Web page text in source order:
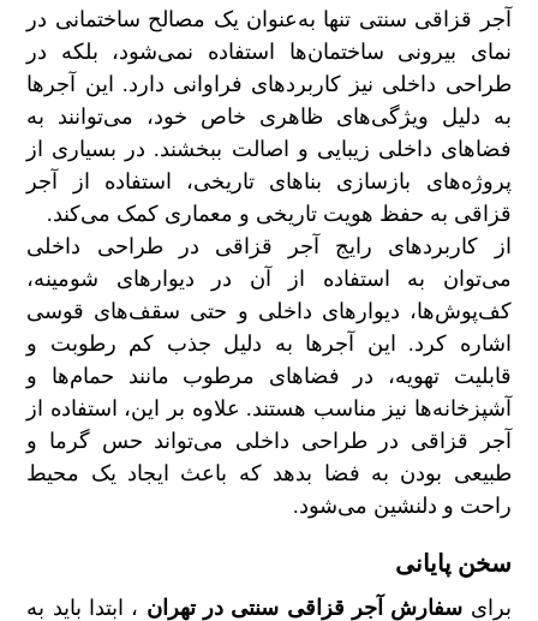
آجر قزاقی سنتی تنها به‌عنوان یک مصالح ساختمانی در
نمای بیرونی ساختمان‌ها استفاده نمی‌شود، بلکه در
طراحی داخلی نیز کاربردهای فراوانی دارد. این آجرها
به دلیل ویژگی‌های ظاهری خاص خود، می‌توانند به
فضاهای داخلی زیبایی و اصالت ببخشند. در بسیاری از
پروژه‌های بازسازی بناهای تاریخی، استفاده از آجر
قزاقی به حفظ هویت تاریخی و معماری کمک می‌کند.
از کاربردهای رایج آجر قزاقی در طراحی داخلی
می‌توان به استفاده از آن در دیوارهای شومینه،
کف‌پوش‌ها، دیوارهای داخلی و حتی سقف‌های قوسی
اشاره کرد. این آجرها به دلیل جذب کم رطوبت و
قابلیت تهویه، در فضاهای مرطوب مانند حمام‌ها و
آشپزخانه‌ها نیز مناسب هستند. علاوه بر این، استفاده از
آجر قزاقی در طراحی داخلی می‌تواند حس گرما و
طبیعی بودن به فضا بدهد که باعث ایجاد یک محیط
راحت و دلنشین می‌شود.
سخن پایانی
برای سفارش آجر قزاقی سنتی در تهران ، ابتدا باید به